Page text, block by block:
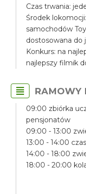
Czas trwania:
Środek
samochodów
dostosowana do
Konkurs: na
najlepszy filmik
RAMOWY
09:00 zbiórka
pensjonatów
09:00 - 13:00
13:00 - 14:00
14:00 - 18:00
18:00 - 20:00